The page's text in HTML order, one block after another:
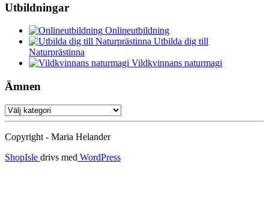
Utbildningar
Onlineutbildning
Utbilda dig till
Naturprästinna
Vildkvinnans naturmagi
Ämnen
Ämnen
Copyright - Maria Helander
ShopIsle drivs med WordPress